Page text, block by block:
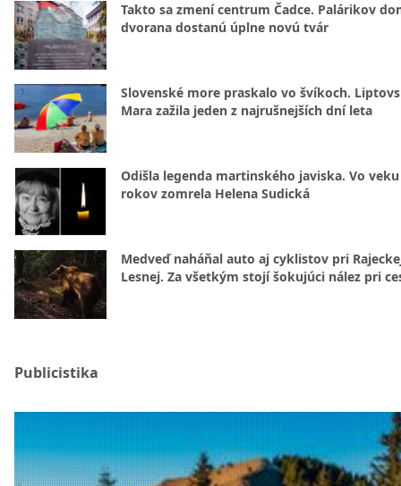
Takto sa zmení centrum Čadce. Palárikov
dvorana dostanú úplne novú tvár
Slovenské more praskalo vo švíkoch.
Mara zažila jeden z najrušnejších dní leta
Odišla legenda martinského javiska. Vo veku
rokov zomrela Helena Sudická
Medveď naháňal auto aj cyklistov pri
Lesnej. Za všetkým stojí šokujúci nález pri
Publicistika